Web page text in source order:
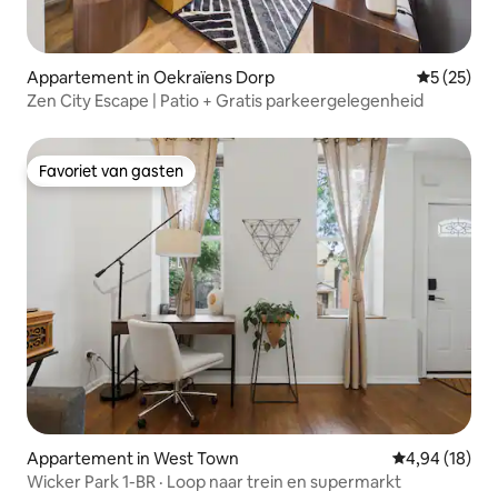
Appartement in Oekraïens Dorp
5 (25)
Zen City Escape | Patio + Gratis parkeergelegenheid
Favoriet van gasten
Favoriet van gasten
Appartement in West Town Gemiddelde
4,94 (18)
Wicker Park 1-BR · Loop naar trein en supermarkt